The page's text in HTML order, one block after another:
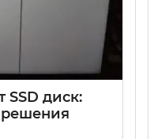
SSD диск: